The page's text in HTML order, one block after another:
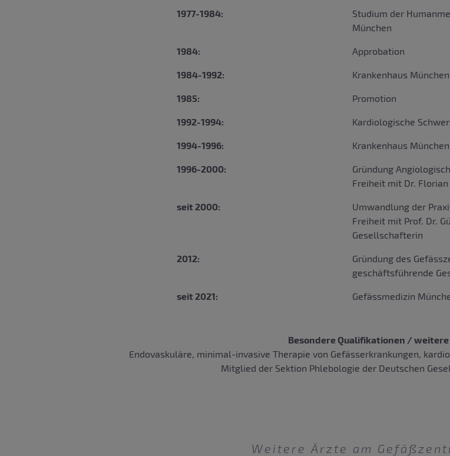
1977-1984:
Studium der
München
1984: Approbation
1984-1992: Krankenhaus
1985: Promotion
1992-1994: Kardiologische
1994-1996: Krankenhaus
1996-2000:
Gründung
Freiheit mit Dr.
seit 2000:
Umwandlung der
Freiheit mit Prof. Dr.
Gesellschafterin
2012:
Gründung des
geschäftsführende
seit 2021: Gefässmedizin
Besondere Qualifikationen /
Endovaskuläre, minimal-invasive Therapie von Gefässerkrankungen,
Mitglied der Sektion Phlebologie der Deutschen
Weitere Ärzte am